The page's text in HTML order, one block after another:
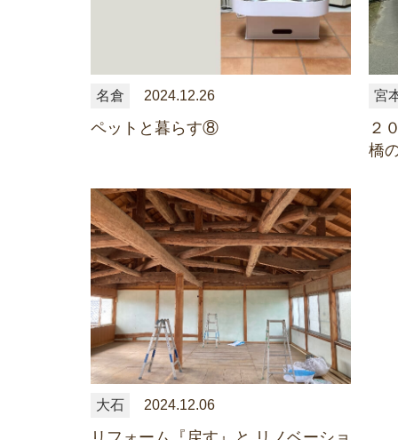
名倉 2024.12.26
ペットと暮らす⑧
宮
２
橋
大石 2024.12.06